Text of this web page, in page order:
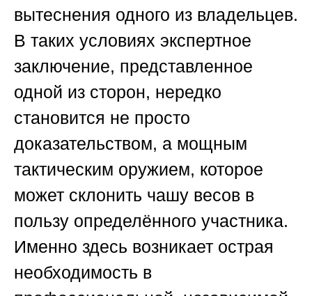
вытеснения одного из владельцев.
В таких условиях экспертное
заключение, представленное
одной из сторон, нередко
становится не просто
доказательством, а мощным
тактическим оружием, которое
может склонить чашу весов в
пользу определённого участника.
Именно здесь возникает острая
необходимость в